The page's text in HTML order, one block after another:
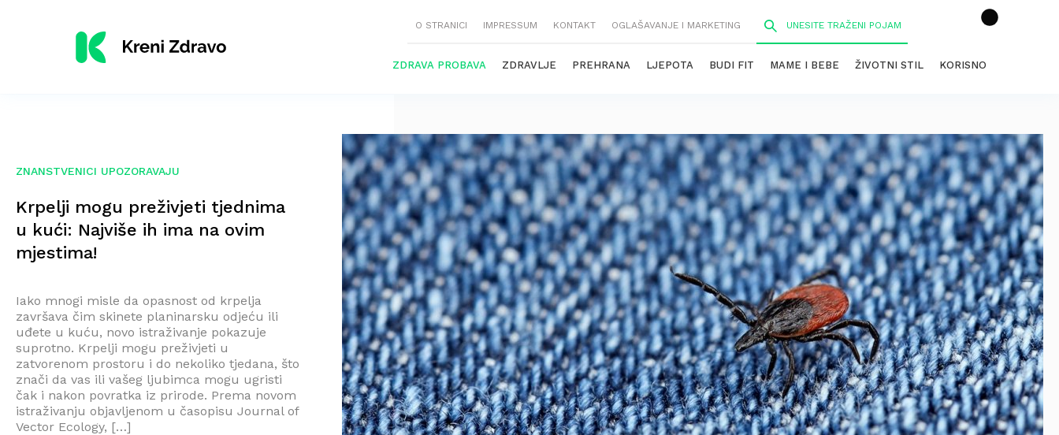
O STRANICI IMPRESSUM KONTAKT OGLAŠAVANJE I MARKETING
ZDRAVA PROBAVA ZDRAVLJE PREHRANA LJEPOTA BUDI FIT MAME I BEBE ŽIVOTNI STIL KORISNO
ZNANSTVENICI UPOZORAVAJU
Krpelji mogu preživjeti tjednima
u kući: Najviše ih ima na ovim
mjestima!
Iako mnogi misle da opasnost od krpelja
završava čim skinete planinarsku odjeću ili
uđete u kuću, novo istraživanje pokazuje
suprotno. Krpelji mogu preživjeti u
zatvorenom prostoru i do nekoliko tjedana, što
znači da vas ili vašeg ljubimca mogu ugristi
čak i nakon povratka iz prirode. Prema novom
istraživanju objavljenom u časopisu Journal of
Vector Ecology, […]